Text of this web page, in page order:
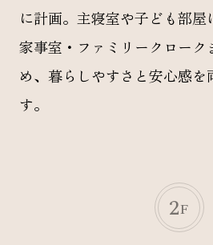
に計画。主寝室や子ども部
家事室・ファミリークローク
め、暮らしやすさと安心感を
す。
2F